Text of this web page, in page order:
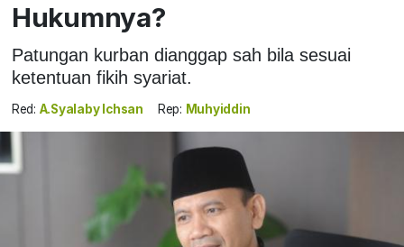
Hukumnya?
Patungan kurban dianggap sah bila sesuai
ketentuan fikih syariat.
Red: A.Syalaby Ichsan Rep: Muhyiddin